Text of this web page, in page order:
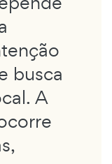
busca
A